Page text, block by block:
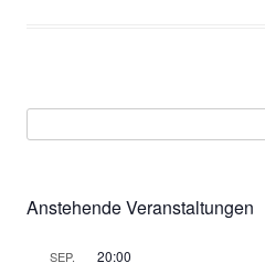
Anstehende Veranstaltungen
SEP. 20:00